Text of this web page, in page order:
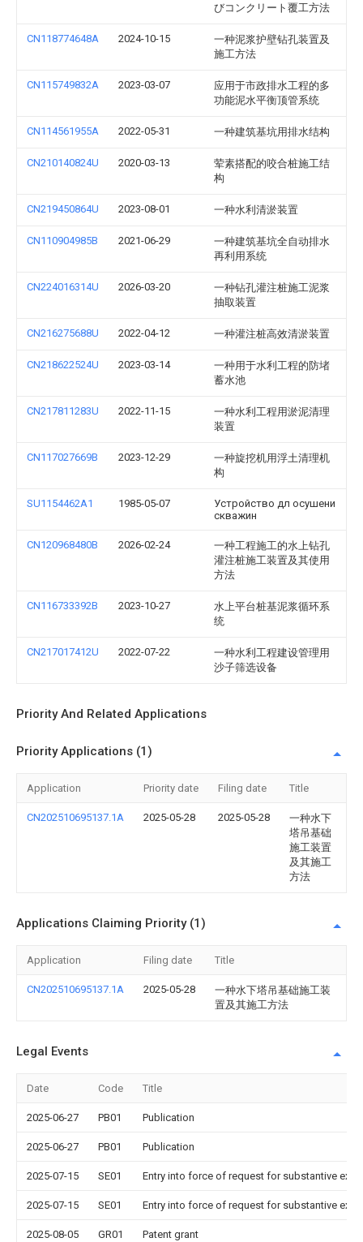
びコンクリート覆工方法
CN118774648A 2024-10-15
一种泥浆护壁钻孔装置及
施工方法
CN115749832A 2023-03-07
应用于市政排水工程的多
功能泥水平衡顶管系统
CN114561955A 2022-05-31 一种建筑基坑用排水结构
CN210140824U 2020-03-13
荤素搭配的咬合桩施工结
构
CN219450864U 2023-08-01 一种水利清淤装置
CN110904985B 2021-06-29
一种建筑基坑全自动排水
再利用系统
CN224016314U 2026-03-20
一种钻孔灌注桩施工泥浆
抽取装置
CN216275688U 2022-04-12 一种灌注桩高效清淤装置
CN218622524U 2023-03-14
一种用于水利工程的防堵
蓄水池
CN217811283U 2022-11-15
一种水利工程用淤泥清理
装置
CN117027669B 2023-12-29
一种旋挖机用浮土清理机
构
SU1154462A1 1985-05-07
Устройство дл осушени
скважин
CN120968480B 2026-02-24
一种工程施工的水上钻孔
灌注桩施工装置及其使用
方法
CN116733392B 2023-10-27
水上平台桩基泥浆循环系
统
CN217017412U 2022-07-22
一种水利工程建设管理用
沙子筛选设备
Priority And Related Applications
Priority Applications (1)
Application Priority date Filing date Title
CN202510695137.1A 2025-05-28 2025-05-28
一种水下
塔吊基础
施工装置
及其施工
方法
Applications Claiming Priority (1)
Application Filing date Title
CN202510695137.1A 2025-05-28
一种水下塔吊基础施工装
置及其施工方法
Legal Events
Date Code Title
2025-06-27 PB01 Publication
2025-06-27 PB01 Publication
2025-07-15 SE01 Entry into force of request for substantive
2025-07-15 SE01 Entry into force of request for substantive
2025-08-05 GR01 Patent grant